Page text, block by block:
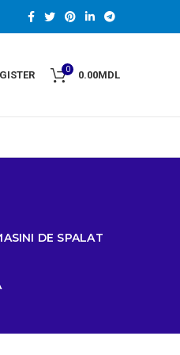
0 0.00MDL
DE SPALAT